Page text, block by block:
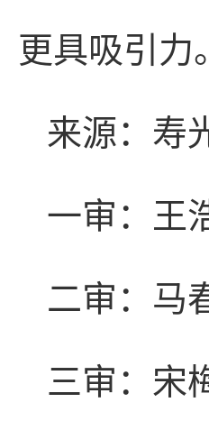
更具吸引力
来源：寿
一审：王
二审：马
三审：宋